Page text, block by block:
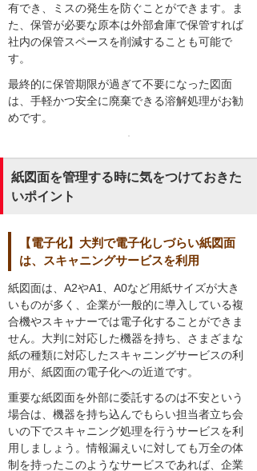
有でき、ミスの発生を防ぐことができます。ま
た、保管が必要な原本は外部倉庫で保管すれば
社内の保管スペースを削減することも可能で
す。
最終的に保管期限が過ぎて不要になった図面
は、手軽かつ安全に廃棄できる溶解処理がお勧
めです。
紙図面を管理する時に気をつけておきた
いポイント
【電子化】大判で電子化しづらい紙図面
は、スキャニングサービスを利用
紙図面は、A2やA1、A0など用紙サイズが大き
いものが多く、企業が一般的に導入している複
合機やスキャナーでは電子化することができま
せん。大判に対応した機器を持ち、さまざまな
紙の種類に対応したスキャニングサービスの利
用が、紙図面の電子化への近道です。
重要な紙図面を外部に委託するのは不安という
場合は、機器を持ち込んでもらい担当者立ち会
いの下でスキャニング処理を行うサービスを利
用しましょう。情報漏えいに対しても万全の体
制を持ったこのようなサービスであれば、企業